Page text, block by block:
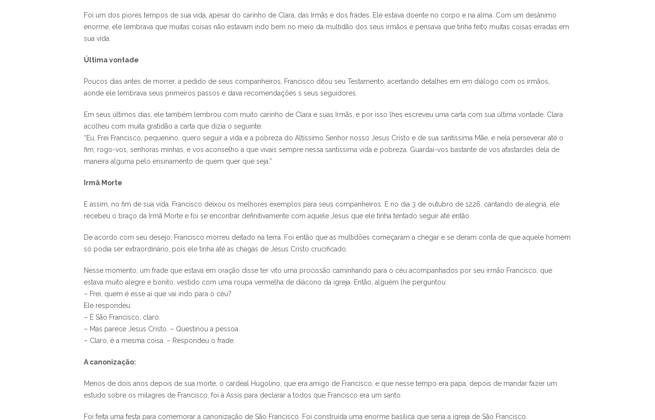
Foi um dos piores tempos de sua vida, apesar do carinho de Clara, das Irmãs e dos frades. Ele estava doente no corpo e na alma. Com um desânimo
enorme, ele lembrava que muitas coisas não estavam indo bem no meio da multidão dos seus irmãos e pensava que tinha feito muitas coisas erradas em
sua vida.
Última vontade
Poucos dias antes de morrer, a pedido de seus companheiros, Francisco ditou seu Testamento, acertando detalhes em em diálogo com os irmãos,
aonde ele lembrava seus primeiros passos e dava recomendações s seus seguidores.
Em seus últimos dias, ele também lembrou com muito carinho de Clara e suas Irmãs, e por isso lhes escreveu uma carta com sua última vontade. Clara
acolheu com muita gratidão a carta que dizia o seguinte:
“Eu, Frei Francisco, pequenino, quero seguir a vida e a pobreza do Altíssimo Senhor nosso Jesus Cristo e de sua santíssima Mãe, e nela perseverar até o
fim; rogo-vos, senhoras minhas, e vos aconselho a que vivais sempre nessa santíssima vida e pobreza. Guardai-vos bastante de vos afastardes dela de
maneira alguma pelo ensinamento de quem quer que seja.”
Irmã Morte
E assim, no fim de sua vida, Francisco deixou os melhores exemplos para seus companheiros. E no dia 3 de outubro de 1226, cantando de alegria, ele
recebeu o braço da Irmã Morte e foi se encontrar definitivamente com aquele Jesus que ele tinha tentado seguir até então.
De acordo com seu desejo, Francisco morreu deitado na terra. Foi então que as multidões começaram a chegar e se deram conta de que aquele homem
só podia ser extraordinário, pois ele tinha até as chagas de Jesus Cristo crucificado.
Nesse momento, um frade que estava em oração disse ter vito uma procissão caminhando para o céu acompanhados por seu irmão Francisco, que
estava muito alegre e bonito, vestido com uma roupa vermelha de diácono da igreja. Então, alguém lhe perguntou:
– Frei, quem é esse aí que vai indo para o céu?
Ele respondeu:
– É São Francisco, claro.
– Mas parece Jesus Cristo. – Questinou a pessoa.
– Claro, é a mesma coisa. – Respondeu o frade.
A canonização:
Menos de dois anos depois de sua morte, o cardeal Hugolino, que era amigo de Francisco, e que nesse tempo era papa, depois de mandar fazer um
estudo sobre os milagres de Francisco, foi à Assis para declarar a todos que Francisco era um santo.
Foi feita uma festa para comemorar a canonização de São Francisco. Foi construída uma enorme basílica que seria a igreja de São Francisco.